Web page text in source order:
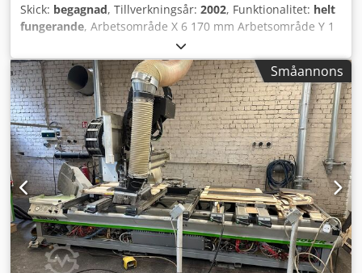
Skick: begagnad, Tillverkningsår: 2002, Funktionalitet: helt
fungerande, Arbetsområde X 6 170 mm Arbetsområde Y 1
380 mm Arbetsområde Z 155 mm Huvudmotor 7,5 kW Max
varvtal 24 000 varv/min Aggregathuvuden 4:e axel C-axel
Verktygsväxlare med 10 positioner Vertikala borrhuvuden
20 Horisontella borrspindlar X 6 Horisontella borrspindlar
Y 2 Armstruktur Arbetsyta Konsolbord Dkjdpfer E A U Isx
Agvsr Antal balkar 10 Positioneringshjälp
Vakuumpumpkapacitet 2 x 125 m³/h Spåntransportör
Småannons